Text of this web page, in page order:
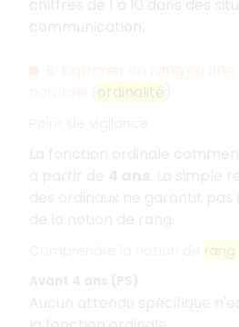
ordinalité